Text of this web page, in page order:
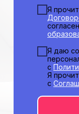
Я
Я даю
с
Я
с
Общество с Ограниченной
«Международный Центр
и Фармацевтического
Структура и органы